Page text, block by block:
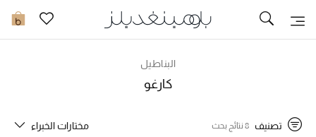
0 تخفيضات
مزيد من التخفيضات
البناطيل
كارغو
تصنيف 8 نتائج بحث مختارات الخبراء